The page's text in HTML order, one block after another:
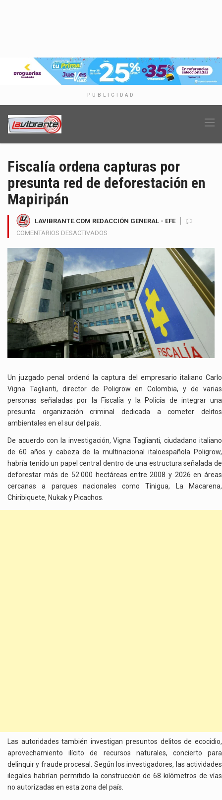
PUBLICIDAD
Fiscalía ordena capturas por
presunta red de deforestación en
Mapiripán
LAVIBRANTE.COM REDACCIÓN GENERAL - EFE
COMENTARIOS DESACTIVADOS
CAPTURAS
PRESUNTA
RED
DE
DEFORESTACIÓN
EN
MAPIRIPÁN
Un juzgado penal ordenó la captura del empresario italiano Carlo
Vigna Taglianti, director de Poligrow en Colombia, y de varias
personas señaladas por la Fiscalía y la Policía de integrar una
presunta organización criminal dedicada a cometer delitos
ambientales en el sur del país.
De acuerdo con la investigación, Vigna Taglianti, ciudadano italiano
de 60 años y cabeza de la multinacional italoespañola Poligrow,
habría tenido un papel central dentro de una estructura señalada de
deforestar más de 52.000 hectáreas entre 2008 y 2026 en áreas
cercanas a parques nacionales como Tinigua, La Macarena,
Chiribiquete, Nukak y Picachos.
Las autoridades también investigan presuntos delitos de ecocidio,
aprovechamiento ilícito de recursos naturales, concierto para
delinquir y fraude procesal. Según los investigadores, las actividades
ilegales habrían permitido la construcción de 68 kilómetros de vías
no autorizadas en esta zona del país.